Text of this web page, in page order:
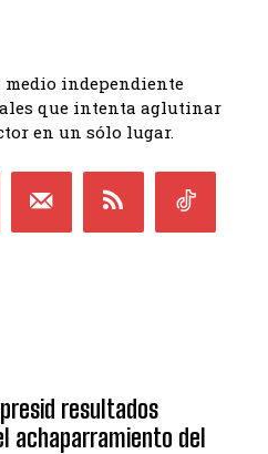
medio independiente
que intenta aglutinar
en un sólo lugar.
resultados
achaparramiento del